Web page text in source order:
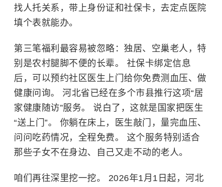
找人托关系，带上身份证和社保卡，去定点医院
填个表就能办。
第三笔福利最容易被忽略：独居、空巢老人，特
别是农村腿脚不便的长辈。 社保卡绑定信息
后，可以预约社区医生上门给你免费测血压、做
健康问询。 河北省已经在多个市县推行这项“居
家健康随访”服务。 说白了，这就是国家把医生
“送上门”。 你躺在床上，医生敲门，量完血压、
问问吃药情况，全程免费。 这个服务特别适合
那些子女不在身边、自己又走不动的老人。
咱们再往深里挖一挖。 2026年1月1日起，河北